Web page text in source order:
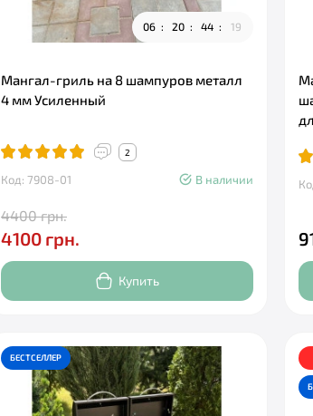
06 20 44 17
Мангал-гриль на 8 шампуров металл
4 мм Усиленный
2
Код: 7908-01 В наличии
4400 грн.
4100 грн.
Купить
БЕСТСЕЛЛЕР